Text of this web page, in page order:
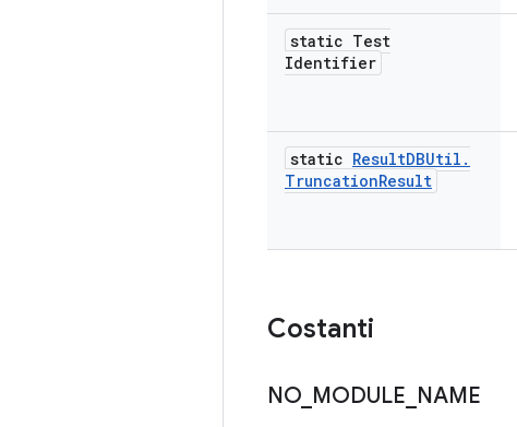
static Test
Identifier
static ResultDBUtil .
TruncationResult
Costanti
NO MODULE NAME